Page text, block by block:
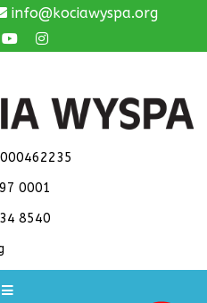
info@kociawyspa.org
0001
8540